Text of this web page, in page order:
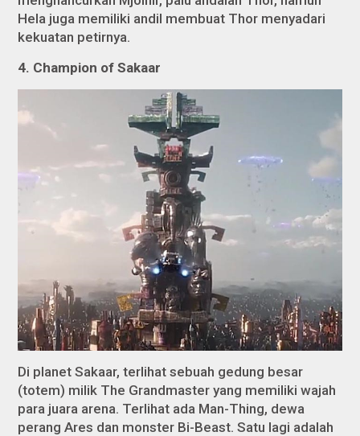
Hela juga memiliki andil membuat Thor menyadari
kekuatan petirnya.
4. Champion of Sakaar
Di planet Sakaar, terlihat sebuah gedung besar
(totem) milik The Grandmaster yang memiliki wajah
para juara arena. Terlihat ada Man-Thing, dewa
perang Ares dan monster Bi-Beast. Satu lagi adalah